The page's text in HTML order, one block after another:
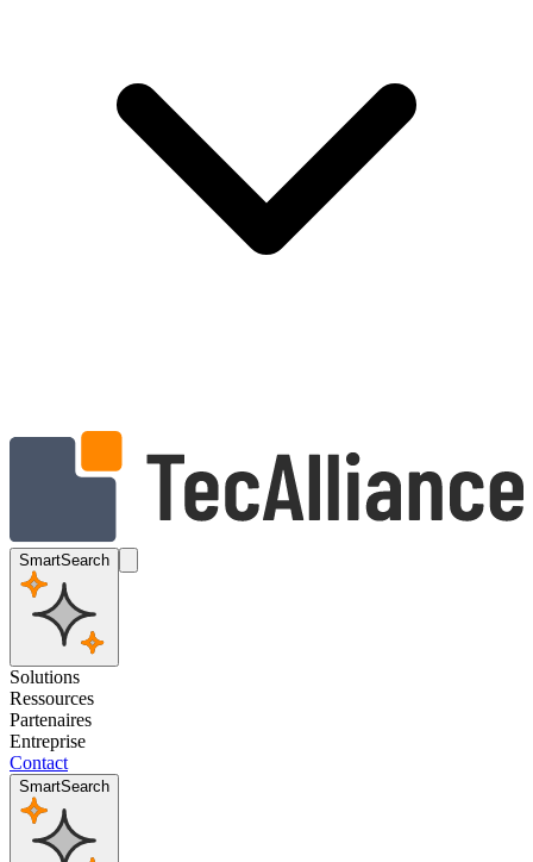
SmartSearch
Solutions
Ressources
Partenaires
Entreprise
Contact
SmartSearch